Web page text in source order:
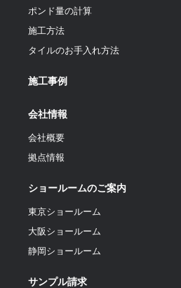
ポンド量の計算
施工方法
タイルのお手入れ方法
施工事例
会社情報
会社概要
拠点情報
ショールームのご案内
東京ショールーム
大阪ショールーム
静岡ショールーム
サンプル請求